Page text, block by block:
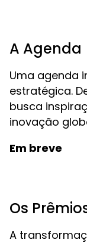
A Agenda
Uma agenda
estratégica.
busca
inovação
Em breve
Os
A